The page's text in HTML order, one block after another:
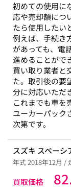
初めての使用に
応や売却額につ
たら使用したい
例えば、手続き
があっても、電
進めることがで
買い取り業者と
た。取引後の要
分に対応いただ
これまでも車を
ユーカーパック
次第です。
スズキ スペーシ
年式 2018年12月 /
買取価格